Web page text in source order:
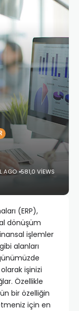
AGO 581,0 VIEWS
(ERP),
dönüşüm
işlemler
alanları
işinizi
Özellikle
bir özelliğin
için en